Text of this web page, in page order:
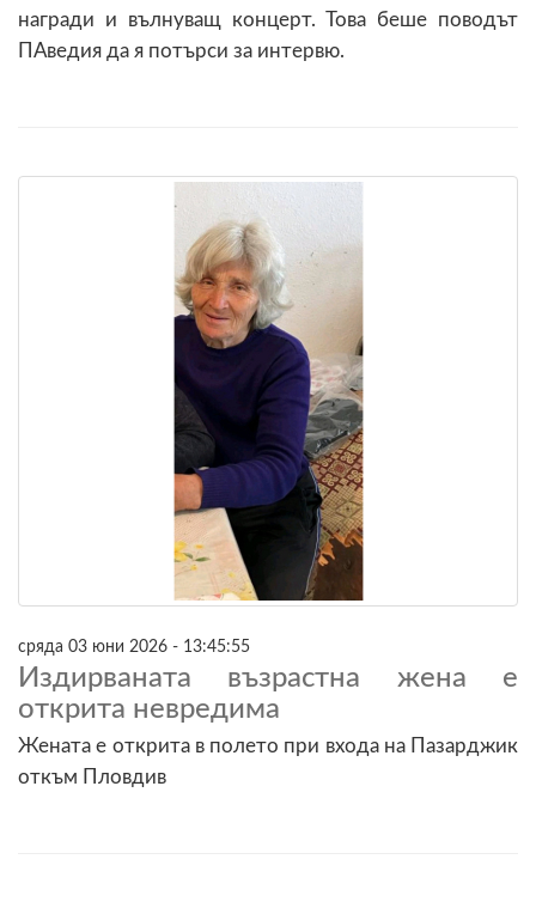
награди и вълнуващ концерт. Това беше поводът
ПАведия да я потърси за интервю.
сряда 03 юни 2026 - 13:45:55
Издирваната възрастна жена е
открита невредима
Жената е открита в полето при входа на Пазарджик
откъм Пловдив